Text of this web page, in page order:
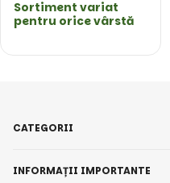
Sortiment variat
pentru orice vârstă
CATEGORII
INFORMAȚII IMPORTANTE